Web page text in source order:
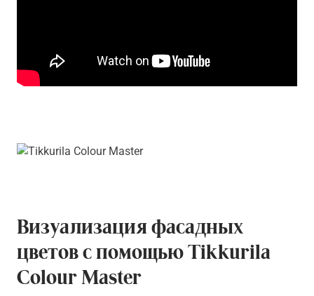
Визуализация фасадных
цветов с помощью Tikkurila
Colour Master